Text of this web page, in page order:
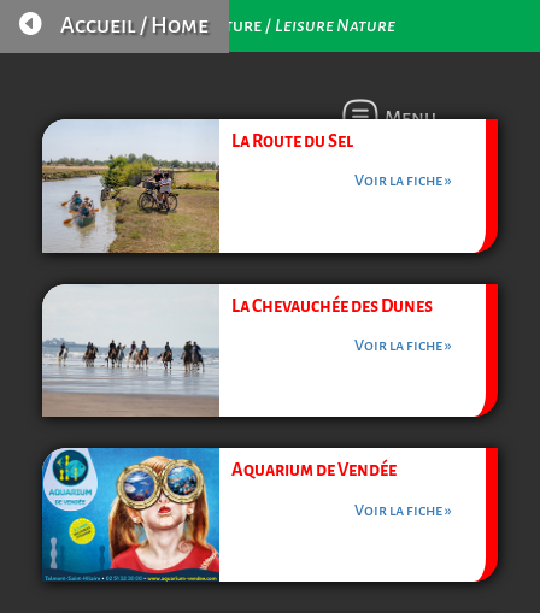
Loisirs Nature / Leisure Nature
 Accueil / Home
Menu
La Route du Sel
Voir la fiche »
La Chevauchée des Dunes
Voir la fiche »
Aquarium de Vendée
Voir la fiche »